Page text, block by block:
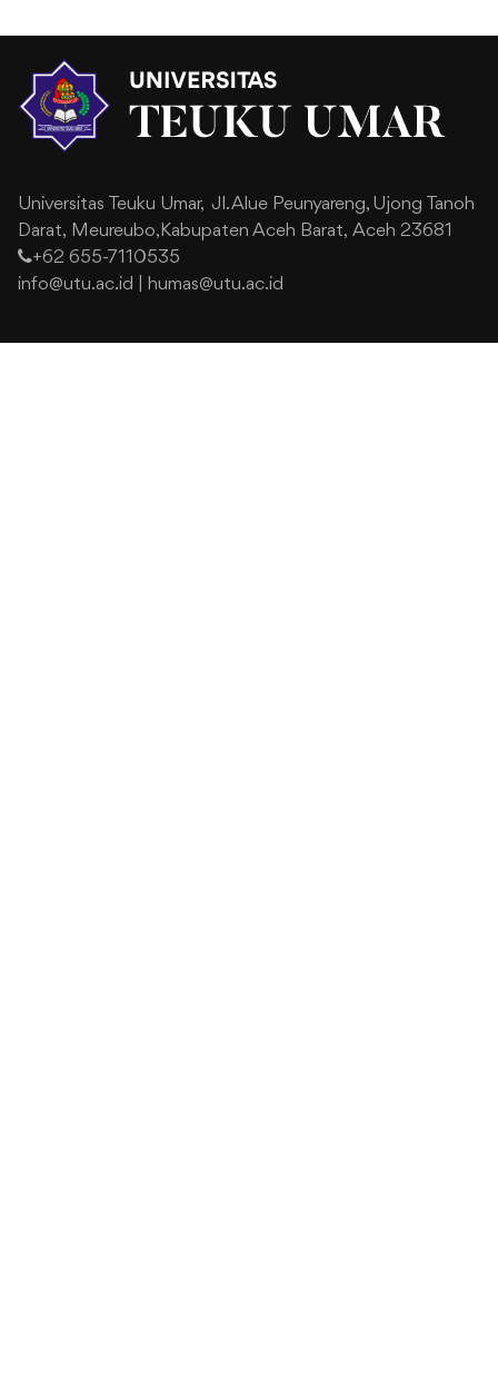
Universitas Teuku Umar, Jl. Alue Peunyareng, Ujong Tanoh
Darat, Meureubo,Kabupaten Aceh Barat, Aceh 23681
+62 655-7110535
info@utu.ac.id
humas@utu.ac.id